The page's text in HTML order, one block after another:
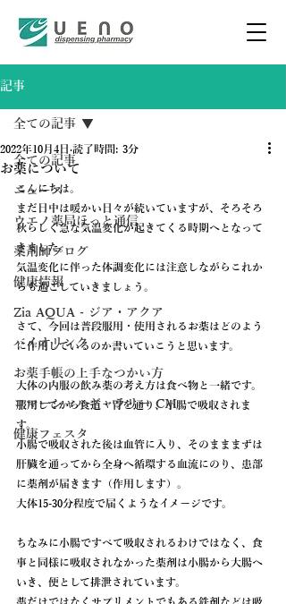
記事
全ての記事
ニュース
ウエノ薬局ほっと通信
薬剤師ブログ
健康情報
Zia AQUA - ジア・アクア
バイオリンク
お薬手帳の上手なつかい方
コマーシャルギャラリー CM
健康フェスタ
全ての記事
お薬について
2022年10月4日 読了時間: 3分
こんにちは。
まだ日中は暖かい日々が続いていますが、そろそろ
秋らしく急な気温変化が起きてくる時期へとなって
きました。
気温変化に伴った体調変化には注意しながらこれか
らも過ごしていきましょう。
さて、今回は普段服用・使用されるお薬はどのよう
に作用しているのか書いていこうと思います。
大体の内服の飲み薬の考え方は食べ物と一緒です。
服用してから食道・胃を通り、小腸で吸収されま
す。
小腸で吸収された後は血管に入り、そのまままずは
肝臓を通ってから全身へ循環する血流にのり、患部
に薬剤が届きます（作用します）。
大体15-30分程度で届くようなイメージです。
ちなみに小腸ですべて吸収されるわけではなく、食
事と同様に吸収されなかった薬剤は小腸から大腸へ
いき、便として排泄されています。